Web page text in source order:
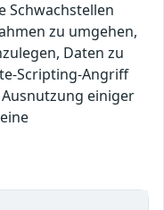
Schwachstellen
zu umgehen,
Daten zu
Scripting-Angriff
einiger